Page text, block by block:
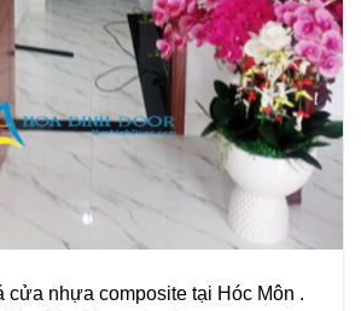
cửa nhựa composite tại Hóc Môn .